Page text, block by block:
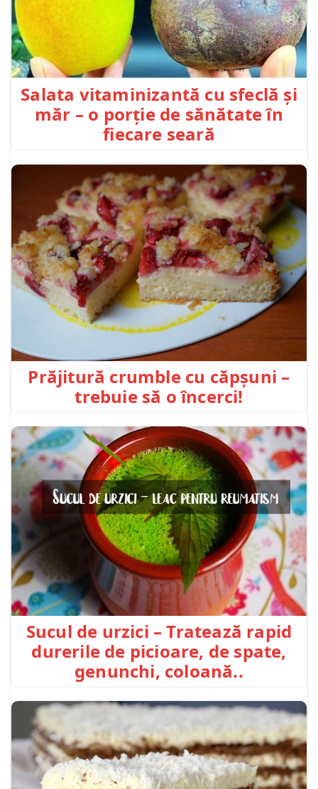
Salata vitaminizantă cu sfeclă și
măr – o porție de sănătate în
fiecare seară
Prăjitură crumble cu căpșuni –
trebuie să o încerci!
Sucul de urzici – Tratează rapid
durerile de picioare, de spate,
genunchi, coloană..